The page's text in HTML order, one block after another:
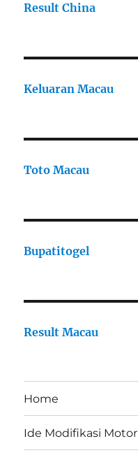
Result China
Keluaran Macau
Toto Macau
Bupatitogel
Result Macau
Home
Ide Modifikasi Motor